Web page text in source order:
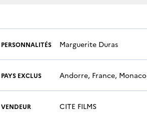
PERSONNALITÉS Marguerite Duras
PAYS EXCLUS Andorre, France, Monaco
VENDEUR CITE FILMS